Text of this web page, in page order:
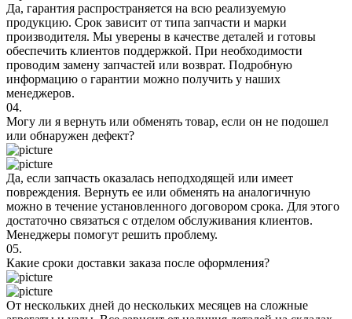
Да, гарантия распространяется на всю реализуемую
продукцию. Срок зависит от типа запчасти и марки
производителя. Мы уверены в качестве деталей и готовы
обеспечить клиентов поддержкой. При необходимости
проводим замену запчастей или возврат. Подробную
информацию о гарантии можно получить у наших
менеджеров.
04.
Могу ли я вернуть или обменять товар, если он не подошел
или обнаружен дефект?
Да, если запчасть оказалась неподходящей или имеет
повреждения. Вернуть ее или обменять на аналогичную
можно в течение установленного договором срока. Для этого
достаточно связаться с отделом обслуживания клиентов.
Менеджеры помогут решить проблему.
05.
Какие сроки доставки заказа после оформления?
От нескольких дней до нескольких месяцев на сложные